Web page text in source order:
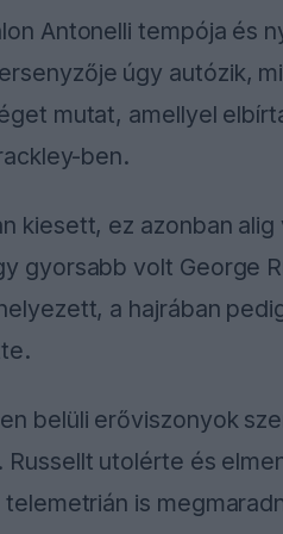
Antonelli tempója és
úgy autózik,
mutat, amellyel
ben.
kiesett, ez azonban
gyorsabb volt George
a hajrában
belüli erőviszonyok
Russellt utolérte és
is